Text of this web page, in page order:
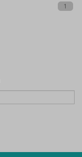
1